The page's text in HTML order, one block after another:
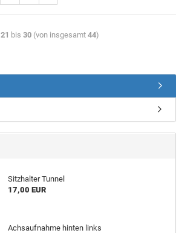
21 bis 30(von insgesamt 44)
Sitzhalter Tunnel
17,00 EUR
Achsaufnahme hinten links